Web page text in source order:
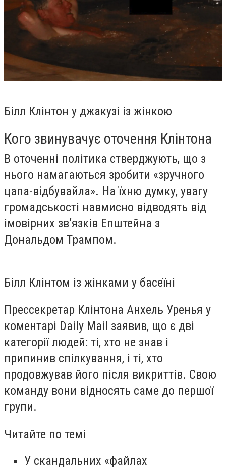
Білл Клінтон у джакузі із жінкою
Кого звинувачує оточення Клінтона
В оточенні політика стверджують, що з
нього намагаються зробити «зручного
цапа-відбувайла». На їхню думку, увагу
громадськості навмисно відводять від
імовірних зв’язків Епштейна з
Дональдом Трампом.
Білл Клінтом із жінками у басеїні
Прессекретар Клінтона Анхель Уренья у
коментарі Daily Mail заявив, що є дві
категорії людей: ті, хто не знав і
припинив спілкування, і ті, хто
продовжував його після викриттів. Свою
команду вони відносять саме до першої
групи.
Читайте по темі
У скандальних «файлах